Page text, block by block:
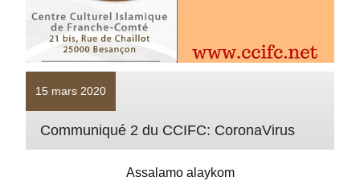
15 mars 2020
Communiqué 2 du CCIFC: CoronaVirus
Assalamo alaykom